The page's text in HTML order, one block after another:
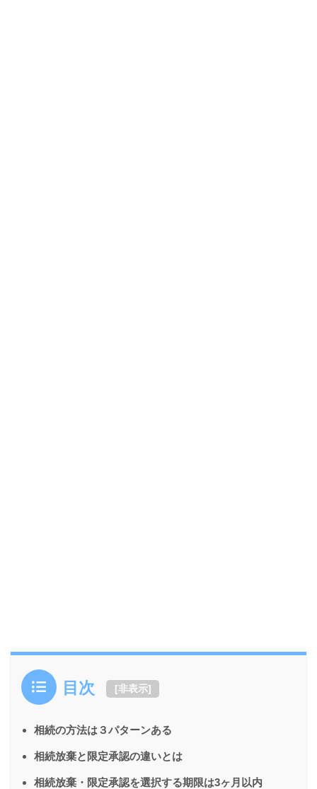
目次 [非表示]
相続の方法は３パターンある
相続放棄と限定承認の違いとは
相続放棄・限定承認を選択する期限は3ヶ月以内